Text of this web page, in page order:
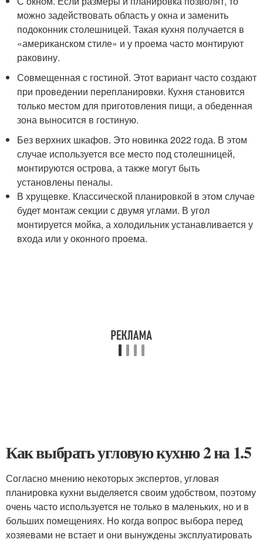
можно задействовать область у окна и заменить
подоконник столешницей. Такая кухня получается в
«американском стиле» и у проема часто монтируют
раковину.
Совмещенная с гостиной. Этот вариант часто создают
при проведении перепланировки. Кухня становится
только местом для приготовления пищи, а обеденная
зона выносится в гостиную.
Без верхних шкафов. Это новинка 2022 года. В этом
случае используется все место под столешницей,
монтируются острова, а также могут быть
установлены пеналы.
В хрущевке. Классической планировкой в этом случае
будет монтаж секции с двумя углами. В угол
монтируется мойка, а холодильник устанавливается у
входа или у оконного проема.
Как выбрать угловую кухню 2 на 1.5
Согласно мнению некоторых экспертов, угловая
планировка кухни выделяется своим удобством, поэтому
очень часто используется не только в маленьких, но и в
больших помещениях. Но когда вопрос выбора перед
хозяевами не встает и они вынуждены эксплуатировать